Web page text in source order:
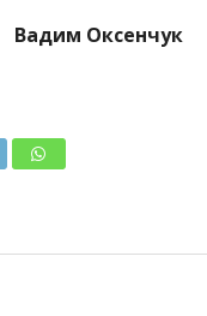
Вадим Оксенчук